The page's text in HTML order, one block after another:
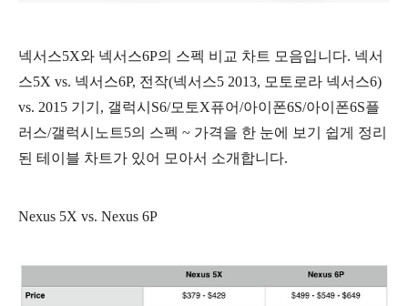
넥서스5X와 넥서스6P의 스펙 비교 차트 모음입니다. 넥서
스5X vs. 넥서스6P, 전작(넥서스5 2013, 모토로라 넥서스6)
vs. 2015 기기, 갤럭시S6/모토X퓨어/아이폰6S/아이폰6S플
러스/갤럭시노트5의 스펙 ~ 가격을 한 눈에 보기 쉽게 정리
된 테이블 차트가 있어 모아서 소개합니다.
Nexus 5X vs. Nexus 6P